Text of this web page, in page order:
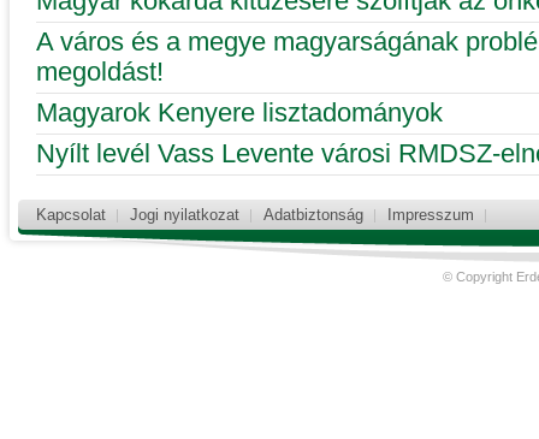
A város és a megye magyarságának
megoldást!
Magyarok Kenyere lisztadományok
Nyílt levél Vass Levente városi RMDSZ-
Kapcsolat Jogi nyilatkozat Adatbiztonság Impresszum
© Copyright